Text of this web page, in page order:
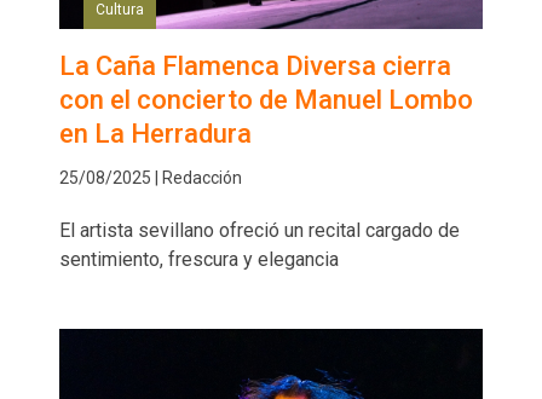
Cultura
La Caña Flamenca Diversa cierra
con el concierto de Manuel Lombo
en La Herradura
25/08/2025 | Redacción
El artista sevillano ofreció un recital cargado de
sentimiento, frescura y elegancia